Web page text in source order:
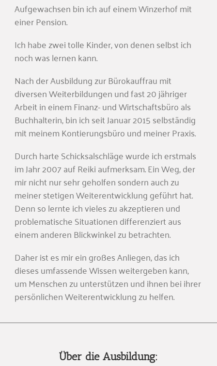
Aufgewachsen bin ich auf einem Winzerhof mit
einer Pension.
Ich habe zwei tolle Kinder, von denen selbst ich
noch was lernen kann.
Nach der Ausbildung zur Bürokauffrau mit
diversen Weiterbildungen und fast 20 jähriger
Arbeit in einem Finanz- und Wirtschaftsbüro als
Buchhalterin, bin ich seit Januar 2015 selbständig
mit meinem Kontierungsbüro und meiner Praxis.
Durch harte Schicksalschläge wurde ich erstmals
im Jahr 2007 auf Reiki aufmerksam. Ein Weg, der
mir nicht nur sehr geholfen sondern auch zu
meiner stetigen Weiterentwicklung geführt hat.
Denn so lernte ich vieles zu akzeptieren und
problematische Situationen differenziert aus
einem anderen Blickwinkel zu betrachten.
Daher ist es mir ein großes Anliegen, das ich
dieses umfassende Wissen weitergeben kann,
um Menschen zu unterstützen und ihnen bei ihrer
persönlichen Weiterentwicklung zu helfen.
Über die Ausbildung: